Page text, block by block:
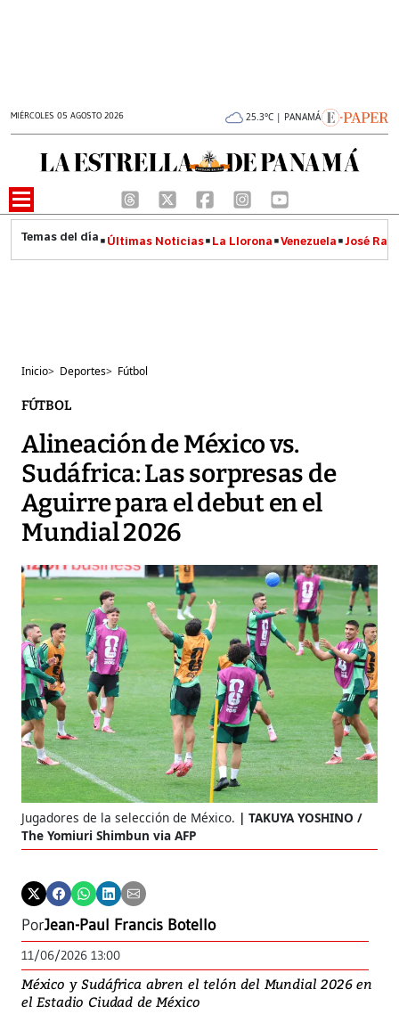
MIÉRCOLES 05 AGOSTO 2026 25.3°C | PANAMÁ
Últimas Noticias La Llorona Venezuela José
Inicio> Deportes> Fútbol
FÚTBOL
Alineación de México vs.
Sudáfrica: Las sorpresas de
Aguirre para el debut en el
Mundial 2026
Jugadores de la selección de México.
TAKUYA YOSHINO /
The Yomiuri Shimbun via AFP
PorJean-Paul Francis Botello
11/06/2026 13:00
México y Sudáfrica abren el telón del Mundial 2026 en
el Estadio Ciudad de México